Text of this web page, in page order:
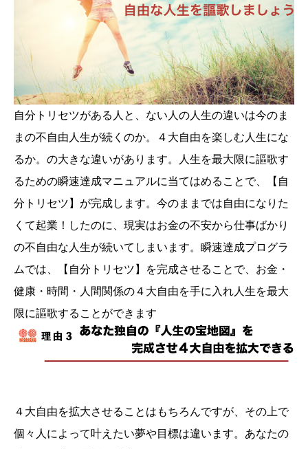
自分トリセツがある人と、ない人の人生の違いは今のま
まの不自由人生が続くのか。４大自由を楽しむ人生にな
るか。の大きな違いがあります。人生を最大限に謳歌す
るための瞬速達成マニュアルに当てはめることで、【自
分トリセツ】が完成します。今のままでは自由になりた
くて起業！したのに、現実はお金の不安から仕事ばかり
の不自由な人生が続いてしまいます。瞬速達成プログラ
ムでは、【自分トリセツ】を完成させることで、お金・
健康・時間・人間関係の４大自由を手に入れ人生を最大
限に謳歌することができます
４大自由を拡大させることはもちろんですが、その上で
個々人によって叶えたい夢や目標は違います。あなたの